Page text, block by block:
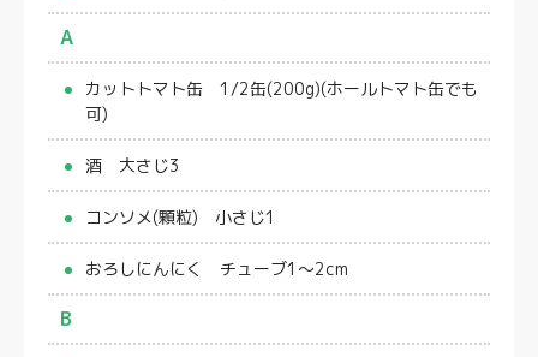
A
カットトマト缶 1/2缶(200g)(ホールトマト缶でも
可)
酒 大さじ3
コンソメ(顆粒) 小さじ1
おろしにんにく チューブ1〜2cm
B